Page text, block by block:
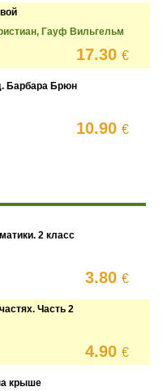
Гауф Вильгельм
17.30€
Барбара Брюн
10.90€
2 класс
3.80€
Часть 2
4.90€
крыше